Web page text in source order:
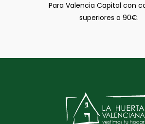
Para Valencia Capital con
superiores a 90€.